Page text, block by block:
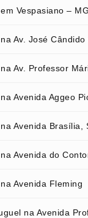
Vespasiano – MG
Av. José Cândido
Av. Professor
Avenida Aggeo
Avenida Brasília,
Avenida do
Avenida Fleming
na Avenida